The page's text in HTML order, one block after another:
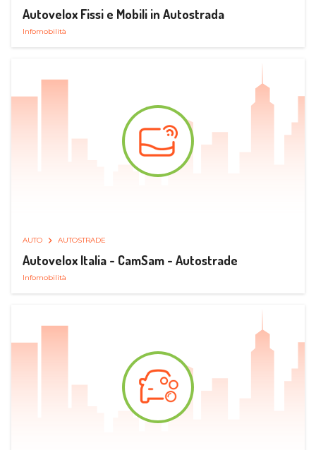
Autovelox Fissi e Mobili in Autostrada
Infomobilità
AUTO AUTOSTRADE
Autovelox Italia - CamSam - Autostrade
Infomobilità